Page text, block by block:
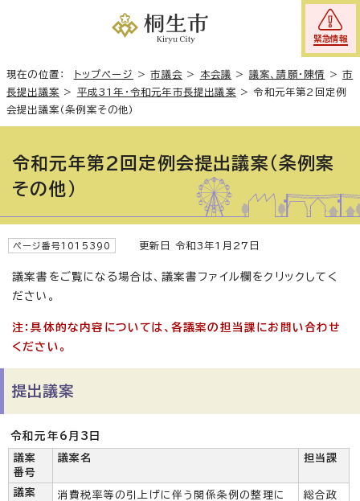
緊急情報
現在の位置： トップページ >市議会 > 本会議 > 議案、請願・陳情 >市
長提出議案 > 平成31年・令和元年市長提出議案 >令和元年第2回定例
会提出議案（条例案その他）
令和元年第2回定例会提出議案（条例案
その他）
ページ番号1015390 更新日 令和3年1月27日
議案書をご覧になる場合は、議案書ファイル欄をクリックしてく
ださい。
注：具体的な内容については、各議案の担当課にお問い合わせ
ください。
提出議案
令和元年6月3日
議案
番号
議案名 担当課
議案
消費税率等の引上げに伴う関係条例の整理に
総合政